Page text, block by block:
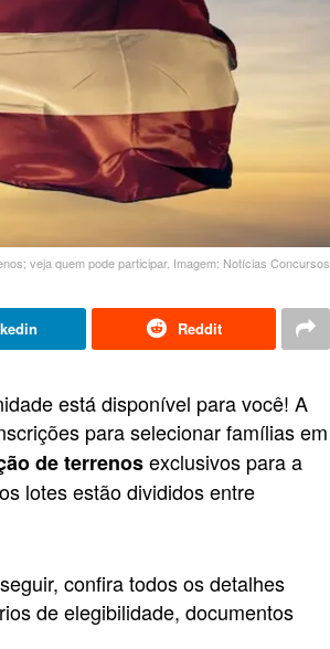
veja quem pode participar. Imagem: Notícias Concursos
Reddit
está disponível para você! A
para selecionar famílias em
de terrenosexclusivos para a
lotes estão divididos entre
confira todos os detalhes
de elegibilidade, documentos